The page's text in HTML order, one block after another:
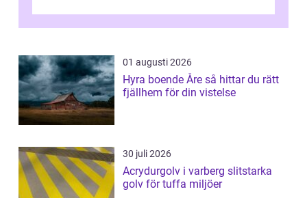
01 augusti 2026
Hyra boende Åre så hittar du rätt
fjällhem för din vistelse
30 juli 2026
Acrydurgolv i varberg slitstarka
golv för tuffa miljöer